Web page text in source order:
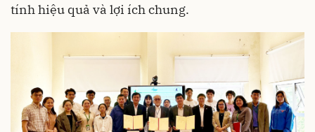
tính hiệu quả và lợi ích chung.